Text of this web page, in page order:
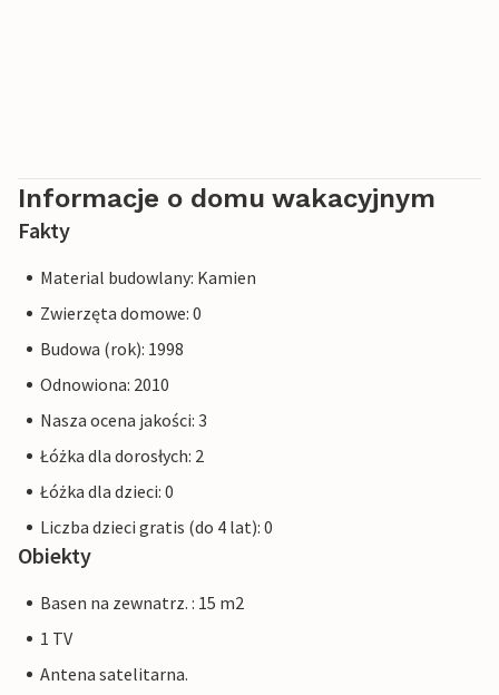
Informacje o domu wakacyjnym
Fakty
Material budowlany: Kamien
Zwierzęta domowe: 0
Budowa (rok): 1998
Odnowiona: 2010
Nasza ocena jakości: 3
Łóżka dla dorosłych: 2
Łóżka dla dzieci: 0
Liczba dzieci gratis (do 4 lat): 0
Obiekty
Basen na zewnatrz. : 15 m2
1 TV
Antena satelitarna.